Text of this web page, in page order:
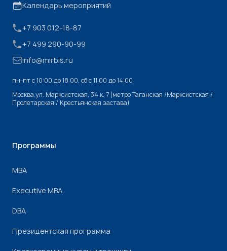
Календарь мероприятий
+7 903 012-18-87
+7 499 290-90-99
info@mirbis.ru
пн-пт с 10:00 до 18:00, cб с 11:00 до 14:00
Москва,ул. Марксистская, 34 к. 7 (метро Таганская /Марксистская /
Пролетарская / Крестьянская застава)
Программы
МВА
Executive MBA
DBA
Президентская программа